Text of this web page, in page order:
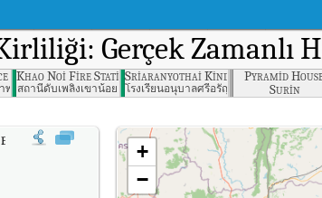
Gerçek Zamanlı
Station Saraburi
ระลาน สระบุรี
Khao Noi Fire Station, Saraburi
สถานีดับเพลิงเขาน้อย
Sriaranyothai Kindergarten,
โรงเรียนอนุบาลศรีอรัญโญทัย สระแก้ว
Pyramid
Surin
(AQI).
+
−